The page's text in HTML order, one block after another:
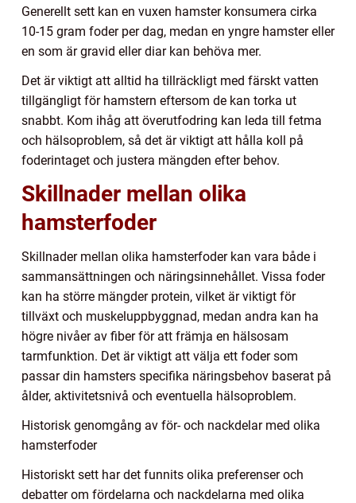
Generellt sett kan en vuxen hamster konsumera cirka
10-15 gram foder per dag, medan en yngre hamster eller
en som är gravid eller diar kan behöva mer.
Det är viktigt att alltid ha tillräckligt med färskt vatten
tillgängligt för hamstern eftersom de kan torka ut
snabbt. Kom ihåg att överutfodring kan leda till fetma
och hälsoproblem, så det är viktigt att hålla koll på
foderintaget och justera mängden efter behov.
Skillnader mellan olika
hamsterfoder
Skillnader mellan olika hamsterfoder kan vara både i
sammansättningen och näringsinnehållet. Vissa foder
kan ha större mängder protein, vilket är viktigt för
tillväxt och muskeluppbyggnad, medan andra kan ha
högre nivåer av fiber för att främja en hälsosam
tarmfunktion. Det är viktigt att välja ett foder som
passar din hamsters specifika näringsbehov baserat på
ålder, aktivitetsnivå och eventuella hälsoproblem.
Historisk genomgång av för- och nackdelar med olika
hamsterfoder
Historiskt sett har det funnits olika preferenser och
debatter om fördelarna och nackdelarna med olika